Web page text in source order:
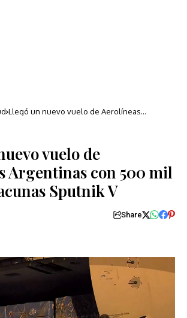
Llegó un nuevo vuelo de Aerolíneas
vuelo de
Argentinas con 500 mil
Sputnik V
Share